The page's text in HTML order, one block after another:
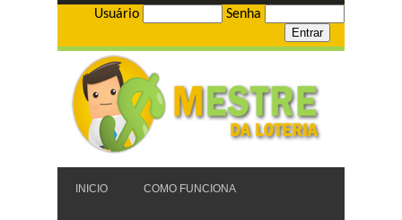
Usuário Senha
INICIO COMO FUNCIONA